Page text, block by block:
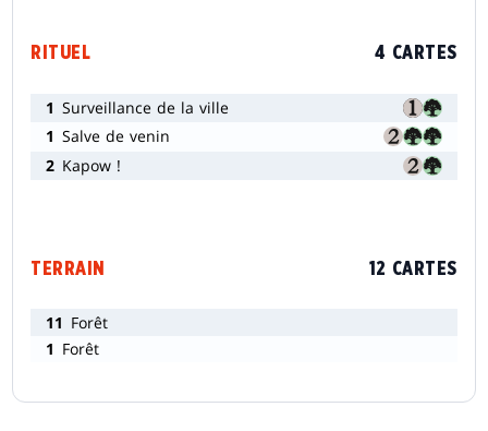
RITUEL 4 CARTES
1 Surveillance de la ville
1 Salve de venin
2 Kapow !
TERRAIN 12 CARTES
11 Forêt
1 Forêt